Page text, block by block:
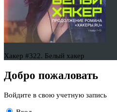
Хакер #322. Белый хакер
Добро пожаловать
Войдите в свою учетную запись